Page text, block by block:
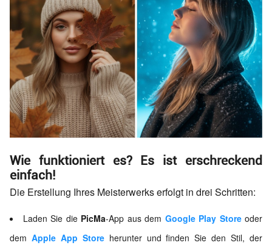
Wie funktioniert es? Es ist erschreckend
einfach!
Die Erstellung Ihres Meisterwerks erfolgt in drei Schritten:
Laden Sie die PicMa-App aus dem Google Play Storeoder
dem Apple App Storeherunter und finden Sie den Stil, der